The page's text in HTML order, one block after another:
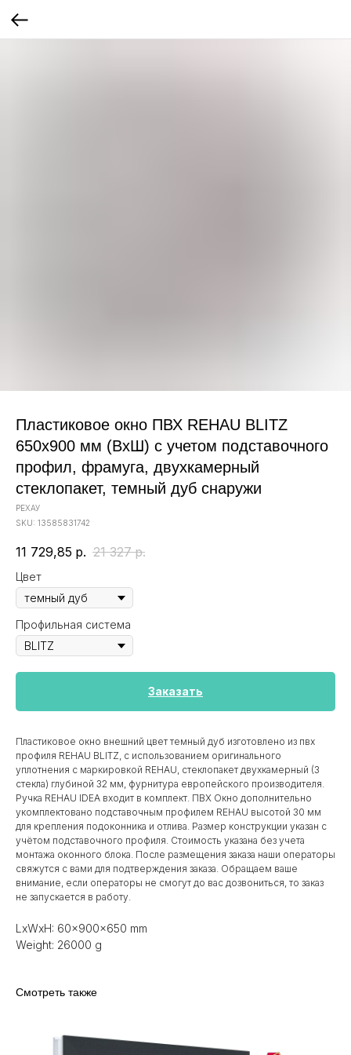
Пластиковое окно ПВХ REHAU BLITZ
650x900 мм (ВхШ) с учетом подставочного
профил, фрамуга, двухкамерный
стеклопакет, темный дуб снаружи
РЕХАУ
SKU: 13585831742
11 729,85 р. 21 327 р.
Цвет
Профильная система
Заказать
Пластиковое окно внешний цвет темный дуб изготовлено из пвх
профиля REHAU BLITZ, с использованием оригинального
уплотнения с маркировкой REHAU, стеклопакет двухкамерный (3
стекла) глубиной 32 мм, фурнитура европейского производителя.
Ручка REHAU IDEA входит в комплект. ПВХ Окно дополнительно
укомплектовано подставочным профилем REHAU высотой 30 мм
для крепления подоконника и отлива. Размер конструкции указан c
учётом подставочного профиля. Стоимость указана без учета
монтажа оконного блока. После размещения заказа наши операторы
свяжутся с вами для подтверждения заказа. Обращаем ваше
внимание, если операторы не смогут до вас дозвониться, то заказ
не запускается в работу.
LxWxH: 60x900x650 mm
Weight: 26000 g
Смотреть также